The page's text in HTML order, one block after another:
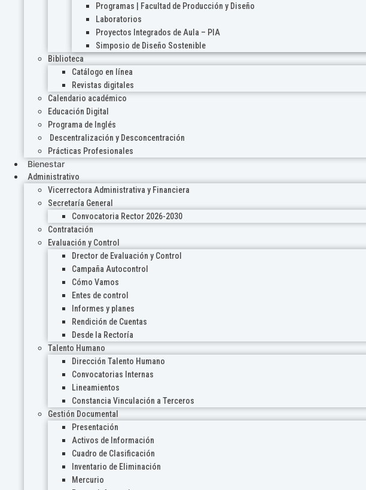
Programas | Facultad de Producción y Diseño
Laboratorios
Proyectos Integrados de Aula – PIA
Simposio de Diseño Sostenible
Biblioteca
Catálogo en línea
Revistas digitales
Calendario académico
Educación Digital
Programa de Inglés
Descentralización y Desconcentración
Prácticas Profesionales
Bienestar
Administrativo
Vicerrectora Administrativa y Financiera
Secretaría General
Convocatoria Rector 2026-2030
Contratación
Evaluación y Control
Drector de Evaluación y Control
Campaña Autocontrol
Cómo Vamos
Entes de control
Informes y planes
Rendición de Cuentas
Desde la Rectoría
Talento Humano
Dirección Talento Humano
Convocatorias Internas
Lineamientos
Constancia Vinculación a Terceros
Gestión Documental
Presentación
Activos de Información
Cuadro de Clasificación
Inventario de Eliminación
Mercurio